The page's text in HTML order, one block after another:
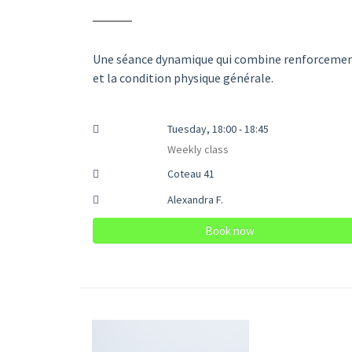
Une séance dynamique qui combine
et la condition physique générale.
Tuesday, 18:00 - 18:45
Weekly class
Coteau 41
Alexandra F.
Book now